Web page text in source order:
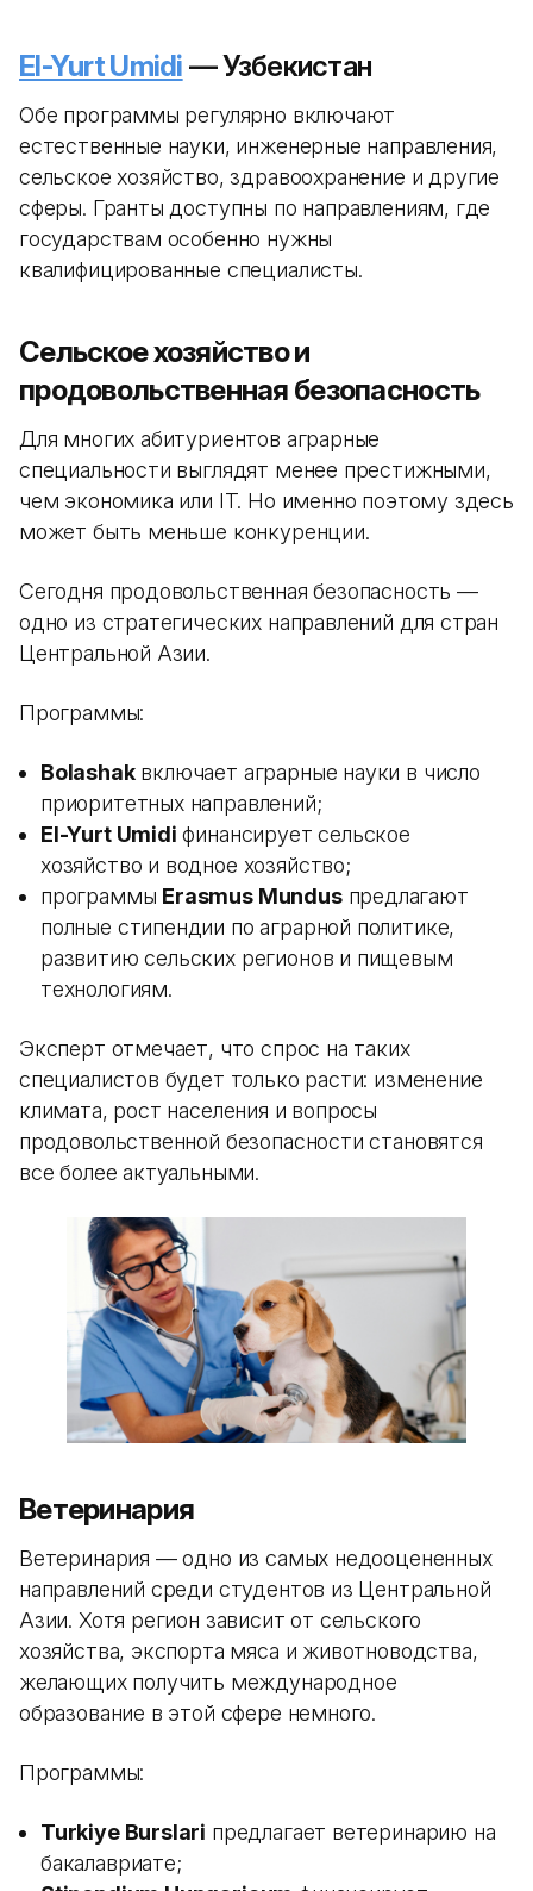
El-Yurt Umidi — Узбекистан
Обе программы регулярно включают
естественные науки, инженерные направления,
сельское хозяйство, здравоохранение и другие
сферы. Гранты доступны по направлениям, где
государствам особенно нужны
квалифицированные специалисты.
Сельское хозяйство и
продовольственная безопасность
Для многих абитуриентов аграрные
специальности выглядят менее престижными,
чем экономика или IT. Но именно поэтому здесь
может быть меньше конкуренции.
Сегодня продовольственная безопасность —
одно из стратегических направлений для стран
Центральной Азии.
Программы:
Bolashakвключает аграрные науки в число
приоритетных направлений;
El-Yurt Umidi финансирует сельское
хозяйство и водное хозяйство;
программы Erasmus Mundusпредлагают
полные стипендии по аграрной политике,
развитию сельских регионов и пищевым
технологиям.
Эксперт отмечает, что спрос на таких
специалистов будет только расти: изменение
климата, рост населения и вопросы
продовольственной безопасности становятся
все более актуальными.
Ветеринария
Ветеринария — одно из самых недооцененных
направлений среди студентов из Центральной
Азии. Хотя регион зависит от сельского
хозяйства, экспорта мяса и животноводства,
желающих получить международное
образование в этой сфере немного.
Программы:
Turkiye Burslari предлагает ветеринарию на
бакалавриате;